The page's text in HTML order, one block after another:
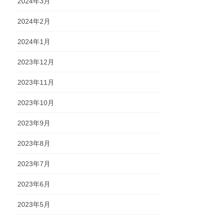
2024年2月
2024年1月
2023年12月
2023年11月
2023年10月
2023年9月
2023年8月
2023年7月
2023年6月
2023年5月